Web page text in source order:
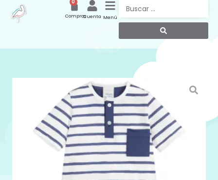
Menú
Cuenta
0
Compras